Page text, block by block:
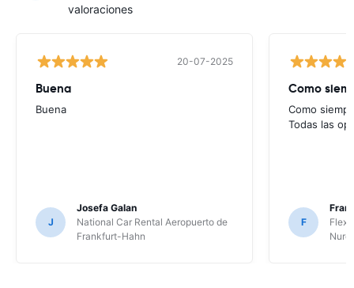
valoraciones
20-07-2025
Buena
Buena
J
Josefa Galan
National Car Rental Aeropuerto de
Frankfurt-Hahn
Como
Como
Todas las
F
Flex